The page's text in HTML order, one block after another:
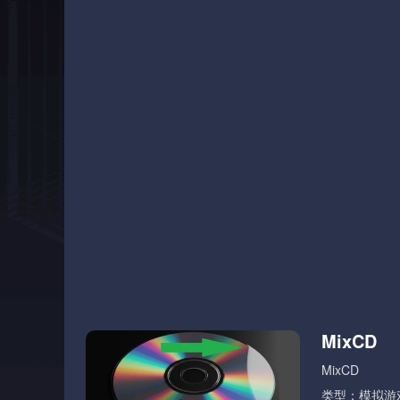
MixCD
MixCD
类型：模拟游